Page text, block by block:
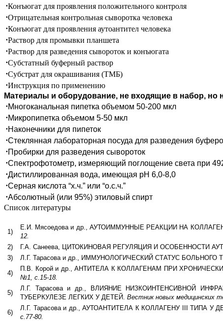
⋅Конъюгат для проявления положительного контроля
⋅Отрицательная контрольная сыворотка человека
⋅Конъюгат для проявления аутоантител человека
⋅Раствор для промывки планшета
⋅Раствор для разведения сывороток и конъюгата
⋅Субстатный буферный раствор
⋅Субстрат для окрашивания (ТМБ)
⋅Инструкция по применению
Материалы и оборудование, не входящие в набор, но
⋅Многоканальная пипетка объемом 50-200 мкл
⋅Микропипетка объемом 5-50 мкл
⋅Наконечники для пипеток
⋅Стеклянная лабораторная посуда для разведения
⋅Пробирки для разведения сывороток
⋅Спектрофотометр, измеряющий поглощение света при
⋅Дистиллированная вода, имеющая рН 6,0-8,0
⋅Серная кислота “х.ч.” или “о.с.ч.”
⋅Абсолютный (или 95%) этиловый спирт
Список литературы
1)
Е.И. Мясоедова и др., АУТОИММУННЫЕ РЕАКЦИИ НА
12.
2)
Г.А. Санеева, ЦИТОКИНОВАЯ РЕГУЛЯЦИЯ И ОСОБЕННОСТИ
3)
Л.Г. Тарасова и др., ИММУНОЛОГИЧЕСКИЙ СТАТУС БОЛЬНОГО
4)
П.В. Корой и др., АНТИТЕЛА К КОЛЛАГЕНАМ ПРИ
№1, с.15-18.
5)
Л.Г. Тарасова и др., ВЛИЯНИЕ НИЗКОИНТЕНСИВНОЙ
ТУБЕРКУЛЕЗЕ ЛЕГКИХ У ДЕТЕЙ. Вестник новых медицинских
6)
Л.Г. Тарасова и др., АУТОАНТИТЕЛА К КОЛЛАГЕНУ III ТИПА
с.77-80.